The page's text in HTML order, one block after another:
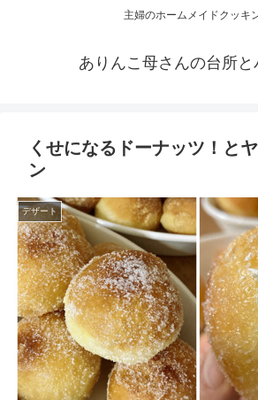
主婦のホームメイドクッキ
ありんこ母さんの台所と
くせになるドーナッツ！と
ン
デザート